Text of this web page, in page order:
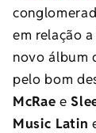
em relação
novo álbum
pelo bom
McRae e
Music Latin